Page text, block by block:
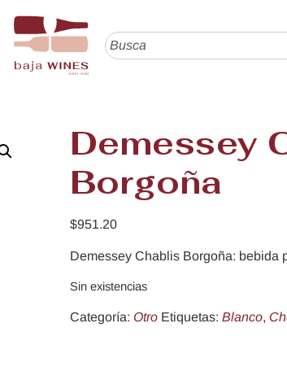
Demessey
Borgoña
$951.20
Demessey Chablis Borgoña: bebida
Sin existencias
Categoría: Otro Etiquetas: Blanco,